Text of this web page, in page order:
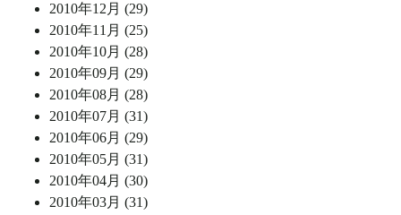
2010年12月 (29)
2010年11月 (25)
2010年10月 (28)
2010年09月 (29)
2010年08月 (28)
2010年07月 (31)
2010年06月 (29)
2010年05月 (31)
2010年04月 (30)
2010年03月 (31)